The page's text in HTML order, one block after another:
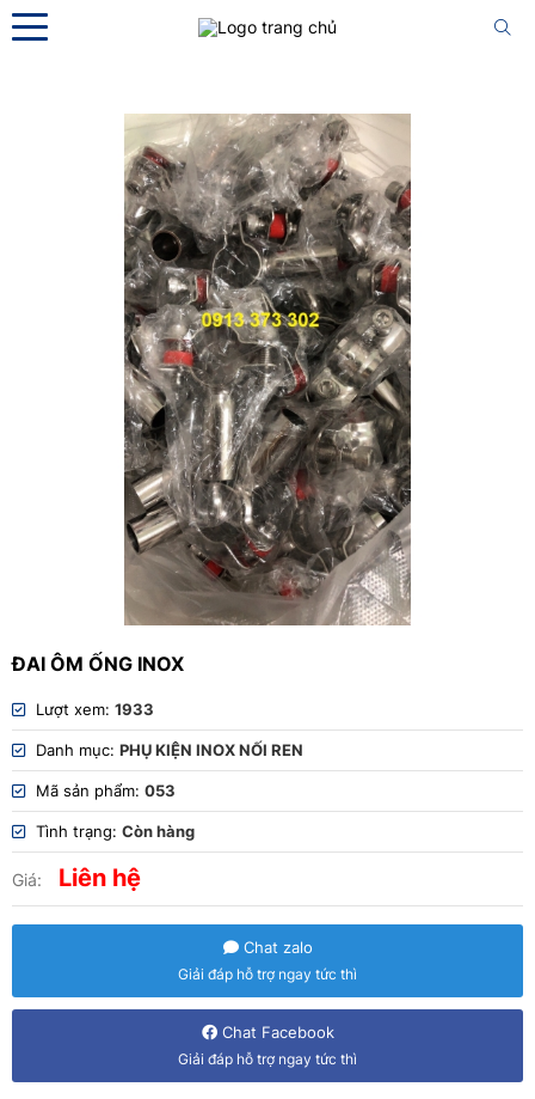
ĐAI ÔM ỐNG INOX
Lượt xem: 1933
Danh mục: PHỤ KIỆN INOX NỐI REN
Mã sản phẩm: 053
Tình trạng: Còn hàng
Giá: Liên hệ
Chat zalo
Giải đáp hỗ trợ ngay tức thì
Chat Facebook
Giải đáp hỗ trợ ngay tức thì